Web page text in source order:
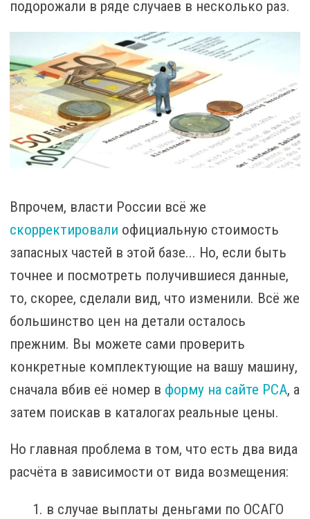
подорожали в ряде случаев в несколько раз.
Впрочем, власти России всё же
скорректировали официальную стоимость
запасных частей в этой базе... Но, если быть
точнее и посмотреть получившиеся данные,
то, скорее, сделали вид, что изменили. Всё же
большинство цен на детали осталось
прежним. Вы можете сами проверить
конкретные комплектующие на вашу машину,
сначала вбив её номер в форму на сайте РСА, а
затем поискав в каталогах реальные цены.
Но главная проблема в том, что есть два вида
расчёта в зависимости от вида возмещения:
в случае выплаты деньгами по ОСАГО